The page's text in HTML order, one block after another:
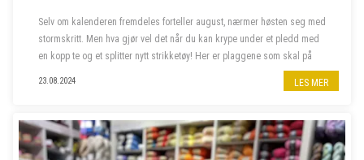
Selv om kalenderen fremdeles forteller august, nærmer høsten seg med
stormskritt. Men hva gjør vel det når du kan krype under et pledd med
en kopp te og et splitter nytt strikketøy! Her er plaggene som skal på
23.08.2024 LES MER